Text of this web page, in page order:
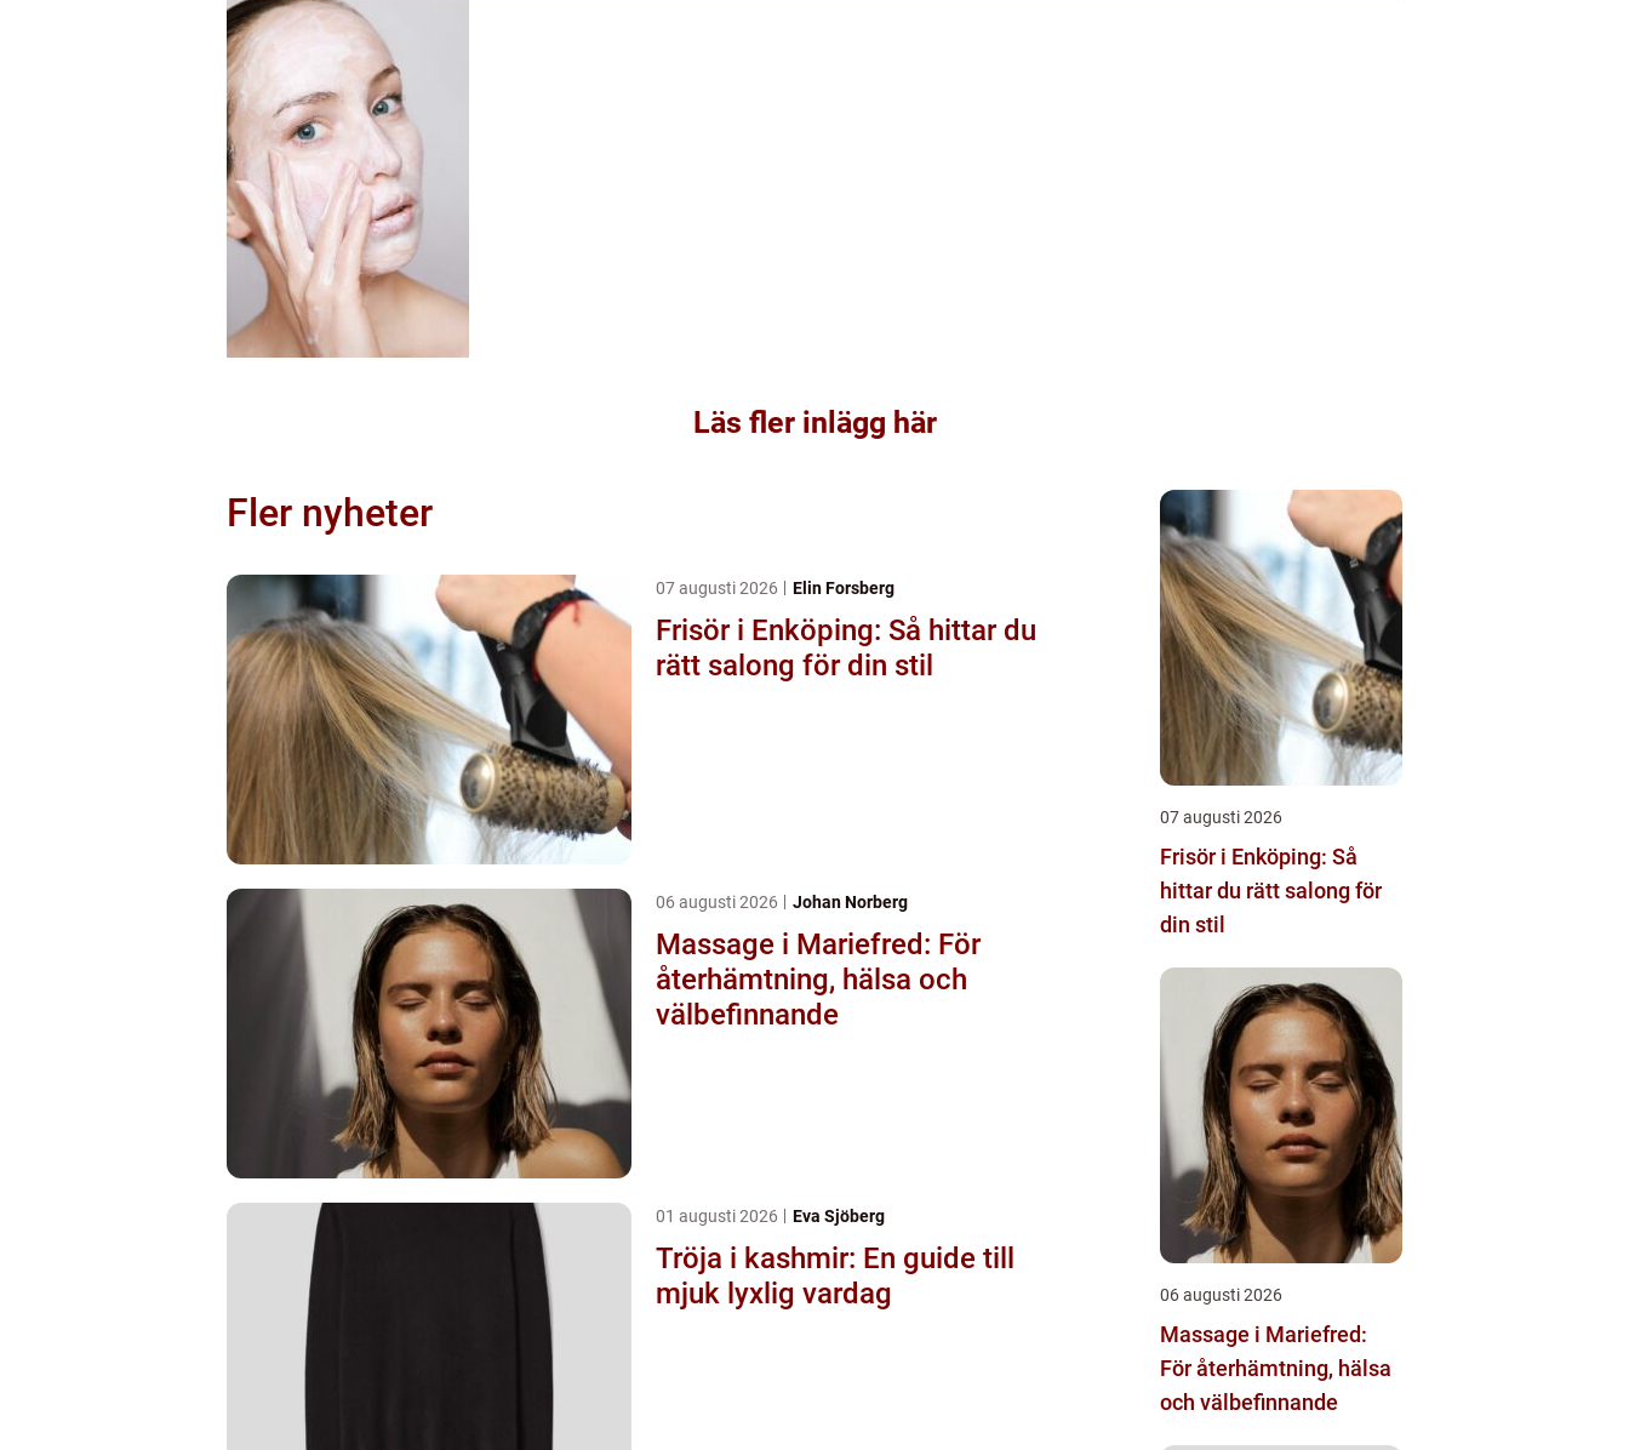
Läs fler inlägg här
Fler nyheter
07 augusti 2026 Elin Forsberg
Frisör i Enköping: Så hittar du
rätt salong för din stil
06 augusti 2026 Johan Norberg
Massage i Mariefred: För
återhämtning, hälsa och
välbefinnande
01 augusti 2026 Eva Sjöberg
Tröja i kashmir: En guide till
mjuk lyxlig vardag
07 augusti 2026
Frisör i Enköping: Så
hittar du rätt salong för
din stil
06 augusti 2026
Massage i Mariefred:
För återhämtning, hälsa
och välbefinnande